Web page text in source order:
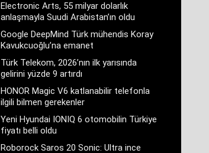
Electronic Arts, 55 milyar dolarlık
anlaşmayla Suudi Arabistan’ın oldu
Google DeepMind Türk mühendis Koray
Kavukcuoğlu’na emanet
Türk Telekom, 2026’nın ilk yarısında
gelirini yüzde 9 artırdı
HONOR Magic V6 katlanabilir telefonla
ilgili bilmen gerekenler
Yeni Hyundai IONIQ 6 otomobilin Türkiye
fiyatı belli oldu
Roborock Saros 20 Sonic: Ultra ince